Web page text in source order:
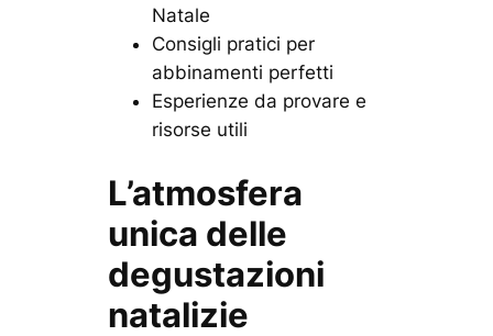
Natale
Consigli pratici per
abbinamenti perfetti
Esperienze da provare e
risorse utili
L’atmosfera
unica delle
degustazioni
natalizie